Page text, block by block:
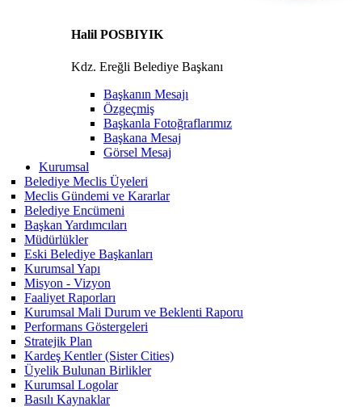
Halil POSBIYIK
Kdz. Ereğli Belediye Başkanı
Başkanın Mesajı
Özgeçmiş
Başkanla Fotoğraflarımız
Başkana Mesaj
Görsel Mesaj
Kurumsal
Belediye Meclis Üyeleri
Meclis Gündemi ve Kararlar
Belediye Encümeni
Başkan Yardımcıları
Müdürlükler
Eski Belediye Başkanları
Kurumsal Yapı
Misyon - Vizyon
Faaliyet Raporları
Kurumsal Mali Durum ve Beklenti Raporu
Performans Göstergeleri
Stratejik Plan
Kardeş Kentler (Sister Cities)
Üyelik Bulunan Birlikler
Kurumsal Logolar
Basılı Kaynaklar